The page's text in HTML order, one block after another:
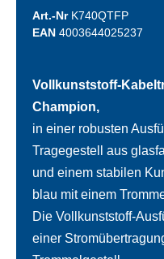
Art.-Nr K740QTFP
EAN 4003644025237
Vollkunststoff-
Champion,
in einer robusten
Tragegestell aus
und einem stabilen
blau mit einem
Die Vollkunststoff-
einer